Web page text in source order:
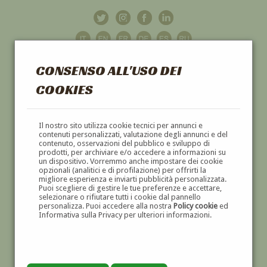
CONSENSO ALL'USO DEI
COOKIES
Il nostro sito utilizza cookie tecnici per annunci e
contenuti personalizzati, valutazione degli annunci e del
contenuto, osservazioni del pubblico e sviluppo di
prodotti, per archiviare e/o accedere a informazioni su
un dispositivo. Vorremmo anche impostare dei cookie
opzionali (analitici e di profilazione) per offrirti la
migliore esperienza e inviarti pubblicità personalizzata.
Puoi scegliere di gestire le tue preferenze e accettare,
selezionare o rifiutare tutti i cookie dal pannello
personalizza. Puoi accedere alla nostra Policy cookieed
Informativa sulla Privacy per ulteriori informazioni.
GALLERIAD'ARTE
DIPINTI E SCULTURE '800 E '900